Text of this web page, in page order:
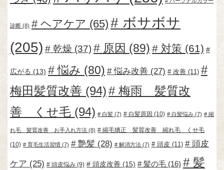
診断 (8) ヘアケア (65)
ボサボサ
(205)
乾燥 (37) 原因 (89) 対策 (61)
広がる (13) 悩み (80) 悩み改善 (27) 改善 (11)
梅田髪質改善 (94)
梅雨 髪質改
善 くせ毛 (94) 白髪 (7) 白髪原因 (10) 白髪悩み (7) 縮
れ毛 髪質改善 お手入れ方法 (8) 縮毛矯正 髪質改善 縮れ毛 くせ毛
(10) 育毛生活習慣 (7) 艶髪 (28) 解消方法 (7) 頭皮 (11) 頭皮
ケア (25) 頭皮悩み (9) 頭皮改善 (15) 髪の毛 (16)
髪